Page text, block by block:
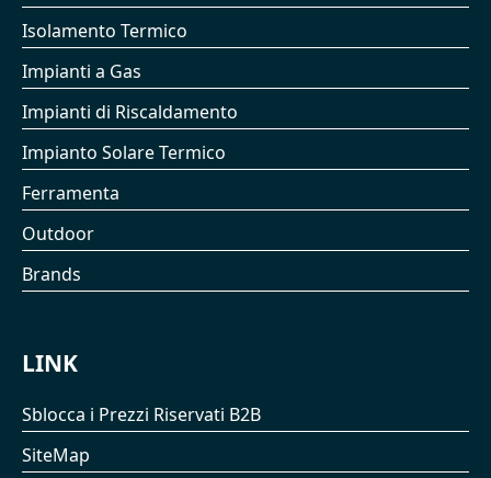
Isolamento Termico
Impianti a Gas
Impianti di Riscaldamento
Impianto Solare Termico
Ferramenta
Outdoor
Brands
LINK
Sblocca i Prezzi Riservati B2B
SiteMap